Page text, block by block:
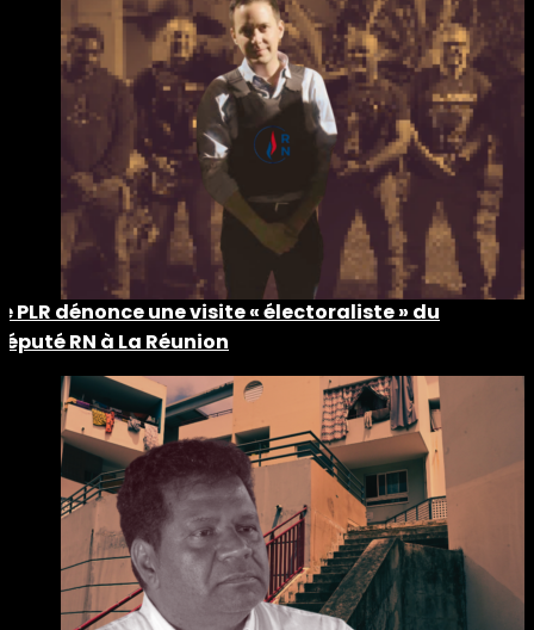
PLR dénonce une visite « électoraliste » du
RN à La Réunion